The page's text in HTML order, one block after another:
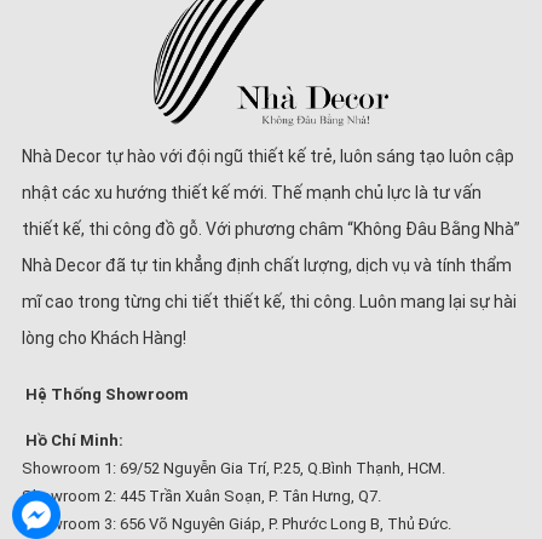
Nhà Decor tự hào với đội ngũ thiết kế trẻ, luôn sáng tạo luôn cập
nhật các xu hướng thiết kế mới. Thế mạnh chủ lực là tư vấn
thiết kế, thi công đồ gỗ. Với phương châm “Không Đâu Bằng Nhà”
Nhà Decor đã tự tin khẳng định chất lượng, dịch vụ và tính thẩm
mĩ cao trong từng chi tiết thiết kế, thi công. Luôn mang lại sự hài
lòng cho Khách Hàng!
Hệ Thống Showroom
Hồ Chí Minh:
Showroom 1: 69/52 Nguyễn Gia Trí, P.25, Q.Bình Thạnh, HCM.
Showroom 2: 445 Trần Xuân Soạn, P. Tân Hưng, Q7.
Showroom 3: 656 Võ Nguyên Giáp, P. Phước Long B, Thủ Đức.